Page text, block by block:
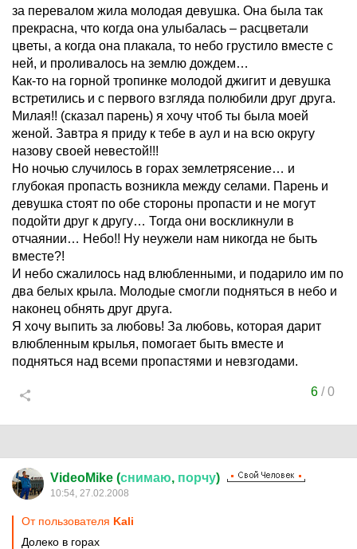
за перевалом жила молодая девушка. Она была так
прекрасна, что когда она улыбалась – расцветали
цветы, а когда она плакала, то небо грустило вместе с
ней, и проливалось на землю дождем…
Как-то на горной тропинке молодой джигит и девушка
встретились и с первого взгляда полюбили друг друга.
Милая!! (сказал парень) я хочу чтоб ты была моей
женой. Завтра я приду к тебе в аул и на всю округу
назову своей невестой!!!
Но ночью случилось в горах землетрясение… и
глубокая пропасть возникла между селами. Парень и
девушка стоят по обе стороны пропасти и не могут
подойти друг к другу… Тогда они воскликнули в
отчаянии… Небо!! Ну неужели нам никогда не быть
вместе?!
И небо сжалилось над влюбленными, и подарило им по
два белых крыла. Молодые смогли подняться в небо и
наконец обнять друг друга.
Я хочу выпить за любовь! За любовь, которая дарит
влюбленным крылья, помогает быть вместе и
подняться над всеми пропастями и невзгодами.
6/0
VideoMike (снимаю, порчу)
10:54, 27.02.2008
От пользователя Kali
Долеко в горах